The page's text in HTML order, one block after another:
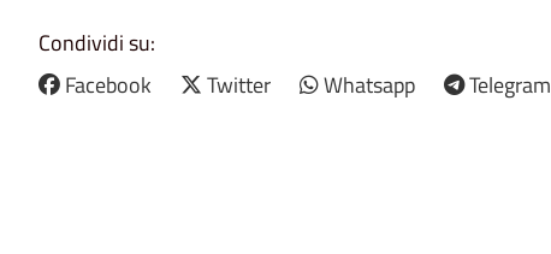
Condividi su:
Facebook
Twitter Whatsapp Telegram